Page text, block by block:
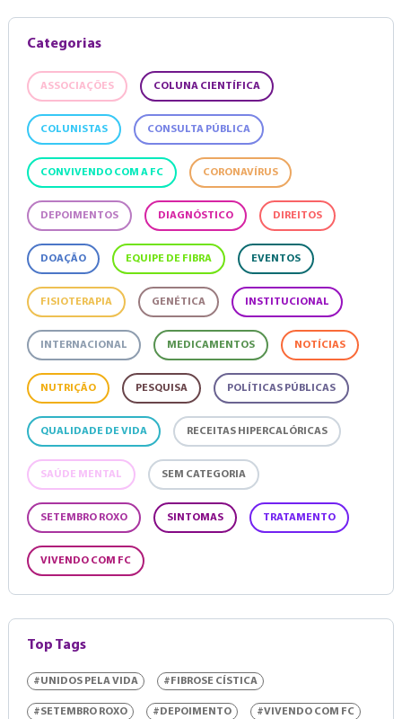
Categorias
ASSOCIAÇÕES COLUNA CIENTÍFICA
COLUNISTAS CONSULTA PÚBLICA
CONVIVENDO COM A FC CORONAVÍRUS
DEPOIMENTOS DIAGNÓSTICO DIREITOS
DOAÇÃO EQUIPE DE FIBRA EVENTOS
FISIOTERAPIA GENÉTICA INSTITUCIONAL
INTERNACIONAL MEDICAMENTOS NOTÍCIAS
NUTRIÇÃO PESQUISA POLÍTICAS PÚBLICAS
QUALIDADE DE VIDA RECEITAS HIPERCALÓRICAS
SAÚDE MENTAL SEM CATEGORIA
SETEMBRO ROXO SINTOMAS TRATAMENTO
VIVENDO COM FC
Top Tags
#UNIDOS PELA VIDA #FIBROSE CÍSTICA
#SETEMBRO ROXO #DEPOIMENTO #VIVENDO COM FC